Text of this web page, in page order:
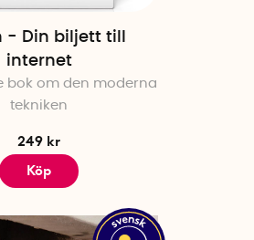
- Din biljett till
internet
bok om den moderna
tekniken
249 kr
Köp